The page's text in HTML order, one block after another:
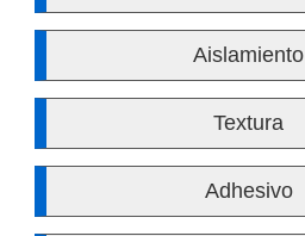
Aislamiento
Textura
Adhesivo